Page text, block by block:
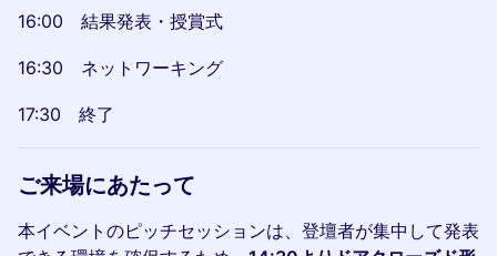
16:00 結果発表・授賞式
16:30 ネットワーキング
17:30 終了
ご来場にあたって
本イベントのピッチセッションは、登壇者が集中して発表